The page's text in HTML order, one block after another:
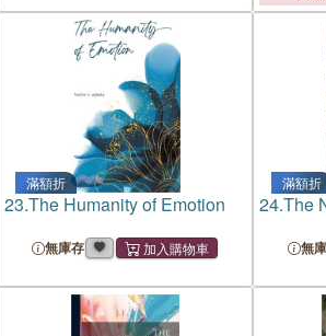
滿額折
23.The Humanity of Emotion
無庫存
滿額折
24.The
無